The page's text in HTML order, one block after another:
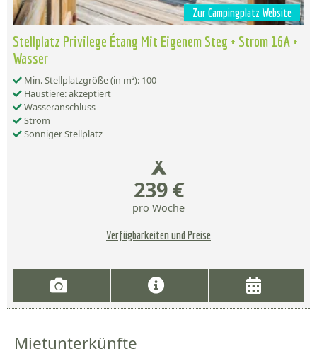
Zur Campingplatz Website
Stellplatz Privilege Étang Mit Eigenem Steg + Strom 16A +
Wasser
Min. Stellplatzgröße (in m²): 100
Haustiere: akzeptiert
Wasseranschluss
Strom
Sonniger Stellplatz
239 €
pro Woche
Verfügbarkeiten und Preise
Mietunterkünfte